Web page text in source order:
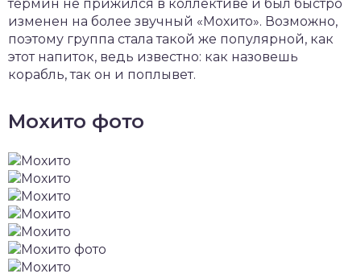
термин не прижился в коллективе и был быстро
изменен на более звучный «Мохито». Возможно,
поэтому группа стала такой же популярной, как
этот напиток, ведь известно: как назовешь
корабль, так он и поплывет.
Мохито фото